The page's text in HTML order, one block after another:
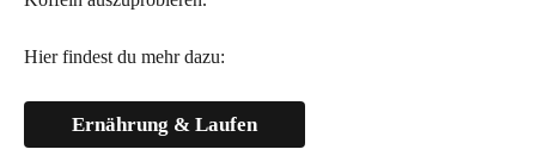
Hier findest du mehr dazu:
Ernährung & Laufen